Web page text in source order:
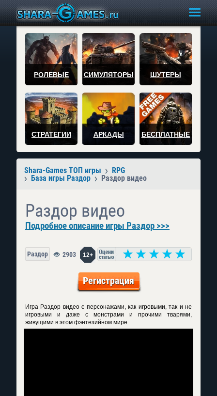
РОЛЕВЫЕ СИМУЛЯТОРЫ ШУТЕРЫ
СТРАТЕГИИ АРКАДЫ БЕСПЛАТНЫЕ
Shara-Games ТОП игры
RPG
База игры Раздор
Раздор видео
Раздор видео
Подробное описание игры Раздор >>>
Раздор 12+
2903
Регистрация
Игра Раздор видео с персонажами, как игровыми, так и не
игровыми и даже с монстрами и прочими тварями,
живущими в этом фэнтезийном мире.